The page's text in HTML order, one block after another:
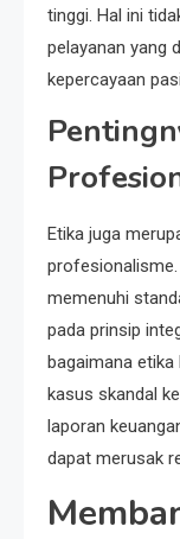
tinggi. Hal ini
pelayanan yang
kepercayaan
Etika juga
memenuhi
pada prinsip
bagaimana
kasus skandal
laporan
dapat merusak